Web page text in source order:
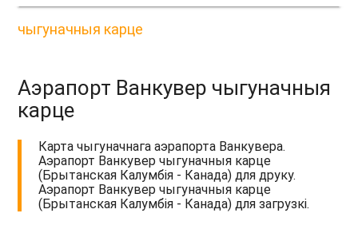
чыгуначныя карце
Аэрапорт Ванкувер чыгуначныя
карце
Карта чыгуначнага аэрапорта Ванкувера.
Аэрапорт Ванкувер чыгуначныя карце
(Брытанская Калумбія - Канада) для друку.
Аэрапорт Ванкувер чыгуначныя карце
(Брытанская Калумбія - Канада) для загрузкі.